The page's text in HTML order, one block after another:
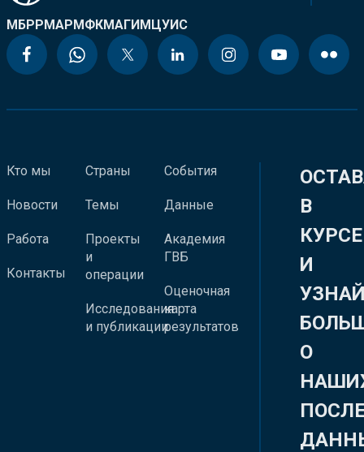
МБРРМАРМФКМАГИМЦУИС
Кто мы
Новости
Работа
Контакты
Страны
Темы
Проекты
и
операции
Исследования
и публикации
События
Данные
Академия
ГВБ
Оценочная
карта
результатов
В
КУРСЕ
И
О